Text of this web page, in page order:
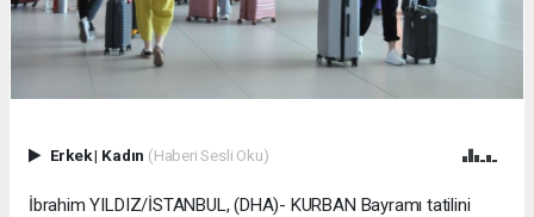
Erkek| Kadın (Haberi Sesli Oku)
İbrahim YILDIZ/İSTANBUL, (DHA)- KURBAN Bayramı tatilini